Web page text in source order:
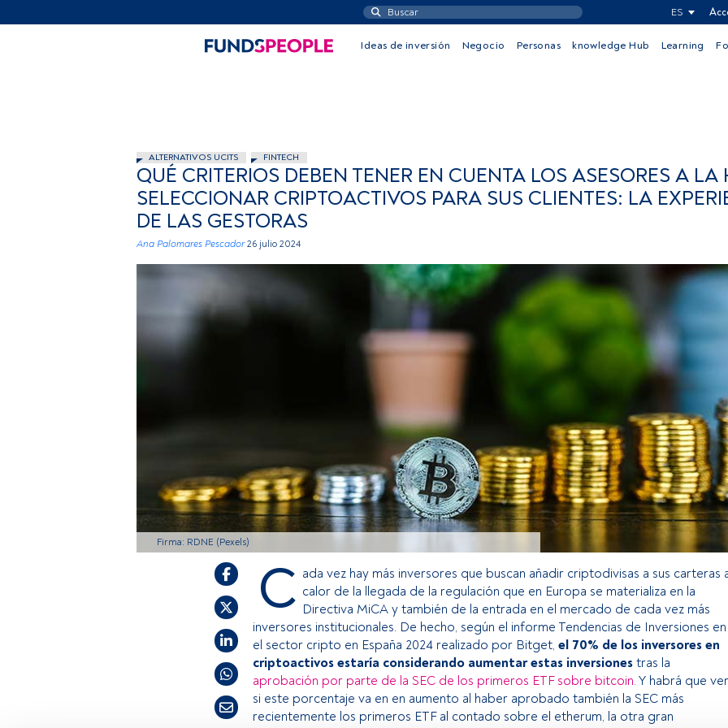
ES
Ideas de inversión Negocio Personas knowledge Hub Learning
ALTERNATIVOS UCITS FINTECH
QUÉ CRITERIOS DEBEN TENER EN CUENTA LOS ASESORES A LA
SELECCIONAR CRIPTOACTIVOS PARA SUS CLIENTES: LA
DE LAS GESTORAS
Ana Palomares Pescador 26 julio 2024
Firma: RDNE (Pexels)
C ada vez hay más inversores que buscan añadir criptodivisas a sus carteras
calor de la llegada de la regulación que en Europa se materializa en la
Directiva MiCA y también de la entrada en el mercado de cada vez más
inversores institucionales. De hecho, según el informe Tendencias de Inversiones en
el sector cripto en España 2024 realizado por Bitget, el 70% de los inversores en
criptoactivos estaría considerando aumentar estas inversiones tras la
aprobación por parte de la SEC de los primeros ETF sobre bitcoin. Y habrá que ver
si este porcentaje va en en aumento al haber aprobado también la SEC más
recientemente los primeros ETF al contado sobre el etherum, la otra gran